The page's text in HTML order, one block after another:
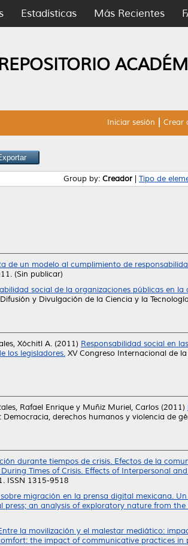
Estadísticas Más Recientes
Iniciar sesión Crear
Group by: Creador Tipo de
de un modelo al cumplimiento de
(Sin publicar)
social de la organizaciones públicas en la
y Divulgación de la Ciencia y la
Xóchitl A. (2011) Responsabilidad social en
los legisladores. XV Congreso Internacional de
Rafael Enrique y Muñiz Muriel, Carlos (2011)
Democracia, derechos humanos y violencia de
durante tiempos de crisis. Efectos de la
Times of Crisis. Effects of Interpersonal
ISSN 1315-9518
migración en la prensa digital mexicana.
an analysis of exploratory nature from
la movilización y el malestar mediático:
the impact of communicative practices